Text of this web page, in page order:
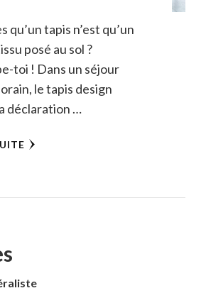
qu’un tapis n’est qu’un
posé au sol ?
toi ! Dans un séjour
le tapis design
déclaration …